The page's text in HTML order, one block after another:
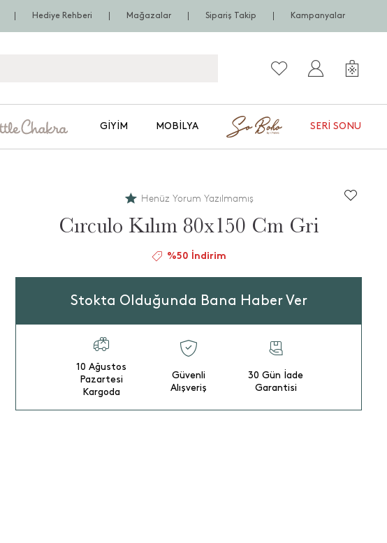
Hediye Rehberi Mağazalar Sipariş Takip Kampanyalar
GIYIM MOBILYA SERI SONU
Henüz Yorum Yazılmamış
Cırculo Kılım 80x150 Cm Gri
%50 İndirim
Stokta Olduğunda Bana Haber Ver
10 Ağustos
Pazartesi
Kargoda
Güvenli
Alışveriş
30 Gün İade
Garantisi